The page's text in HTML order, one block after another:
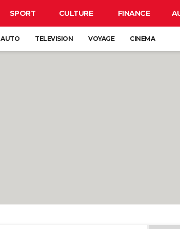
SPORT CULTURE FINANCE
AUTO TELEVISION VOYAGE CINEMA